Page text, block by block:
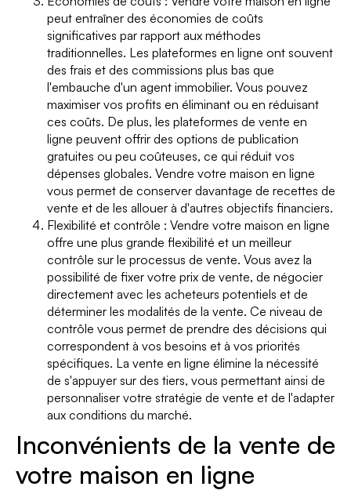
peut entraîner des économies de coûts
significatives par rapport aux méthodes
traditionnelles. Les plateformes en ligne ont souvent
des frais et des commissions plus bas que
l'embauche d'un agent immobilier. Vous pouvez
maximiser vos profits en éliminant ou en réduisant
ces coûts. De plus, les plateformes de vente en
ligne peuvent offrir des options de publication
gratuites ou peu coûteuses, ce qui réduit vos
dépenses globales. Vendre votre maison en ligne
vous permet de conserver davantage de recettes de
vente et de les allouer à d'autres objectifs financiers.
Flexibilité et contrôle : Vendre votre maison en ligne
offre une plus grande flexibilité et un meilleur
contrôle sur le processus de vente. Vous avez la
possibilité de fixer votre prix de vente, de négocier
directement avec les acheteurs potentiels et de
déterminer les modalités de la vente. Ce niveau de
contrôle vous permet de prendre des décisions qui
correspondent à vos besoins et à vos priorités
spécifiques. La vente en ligne élimine la nécessité
de s'appuyer sur des tiers, vous permettant ainsi de
personnaliser votre stratégie de vente et de l'adapter
aux conditions du marché.
Inconvénients de la vente de
votre maison en ligne